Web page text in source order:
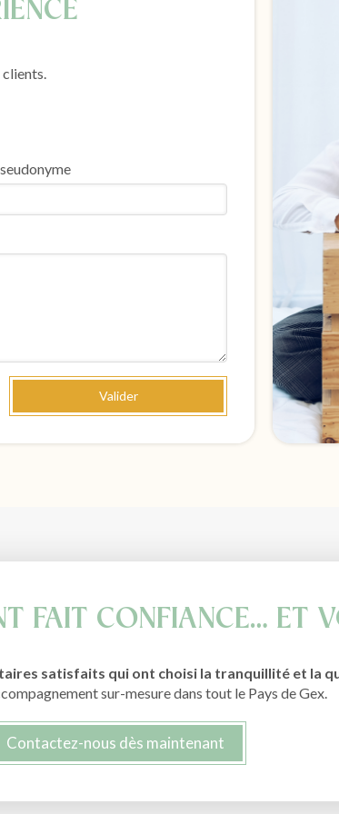
Valider
FAIT CONFIANCE… ET
satisfaits qui ont choisi la tranquillité et la
sur-mesure dans tout le Pays de Gex.
Contactez-nous dès maintenant